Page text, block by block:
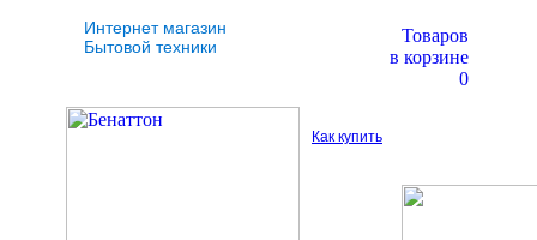
Интернет магазин
Бытовой техники
Товаров
в корзине
0
Как купить